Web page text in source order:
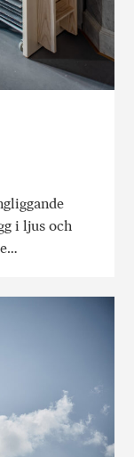
i ljus och